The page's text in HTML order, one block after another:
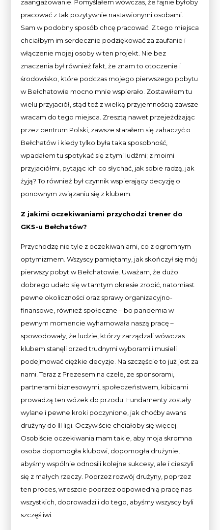
zaangażowanie. Pomyślałem wówczas, że fajnie byłoby
pracować z tak pozytywnie nastawionymi osobami.
Sam w podobny sposób chcę pracować. Z tego miejsca
chciałbym im serdecznie podziękować za zaufanie i
włączenie mojej osoby w ten projekt. Nie bez
znaczenia był również fakt, że znam to otoczenie i
środowisko, które podczas mojego pierwszego pobytu
w Bełchatowie mocno mnie wspierało. Zostawiłem tu
wielu przyjaciół, stąd też z wielką przyjemnością zawsze
wracam do tego miejsca. Zresztą nawet przejeżdżając
przez centrum Polski, zawsze starałem się zahaczyć o
Bełchatów i kiedy tylko była taka sposobność,
wpadałem tu spotykać się z tymi ludźmi; z moimi
przyjaciółmi, pytając ich co słychać, jak sobie radzą, jak
żyją? To również był czynnik wspierający decyzję o
ponownym związaniu się z klubem.
Z jakimi oczekiwaniami przychodzi trener do
GKS-u Bełchatów?
Przychodzę nie tyle z oczekiwaniami, co z ogromnym
optymizmem. Wszyscy pamiętamy, jak skończył się mój
pierwszy pobyt w Bełchatowie. Uważam, że dużo
dobrego udało się w tamtym okresie zrobić, natomiast
pewne okoliczności oraz sprawy organizacyjno-
finansowe, również społeczne – bo pandemia w
pewnym momencie wyhamowała naszą pracę –
spowodowały, że ludzie, którzy zarządzali wówczas
klubem stanęli przed trudnymi wyborami i musieli
podejmować ciężkie decyzje. Na szczęście to już jest za
nami. Teraz z Prezesem na czele, ze sponsorami,
partnerami biznesowymi, społeczeństwem, kibicami
prowadzą ten wózek do przodu. Fundamenty zostały
wylane i pewne kroki poczynione, jak choćby awans
drużyny do III ligi. Oczywiście chciałoby się więcej.
Osobiście oczekiwania mam takie, aby moja skromna
osoba dopomogła klubowi, dopomogła drużynie,
abyśmy wspólnie odnosili kolejne sukcesy, ale i cieszyli
się z małych rzeczy. Poprzez rozwój drużyny, poprzez
ten proces, wreszcie poprzez odpowiednią pracę nas
wszystkich, doprowadzili do tego, abyśmy wszyscy byli
szczęśliwi.